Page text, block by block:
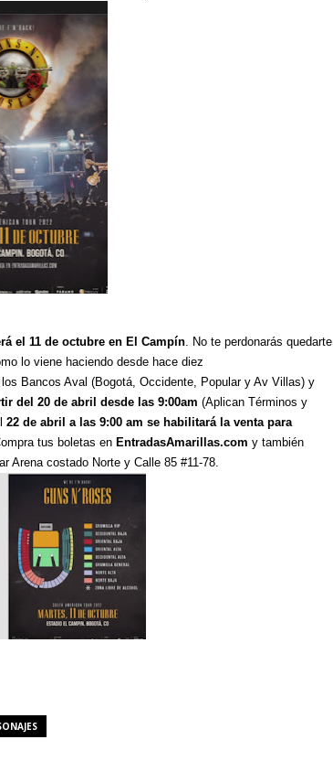
el 11 de octubre en El Campín . No te perdonarás quedarte
lo viene haciendo desde hace diez
los Bancos Aval (Bogotá, Occidente, Popular y Av Villas) y
del 20 de abril desde las 9:00am (Aplican Términos y
22 de abril a las 9:00 am se habilitará la venta para
tus boletas en EntradasAmarillas.com y también
Arena costado Norte y Calle 85 #11-78.